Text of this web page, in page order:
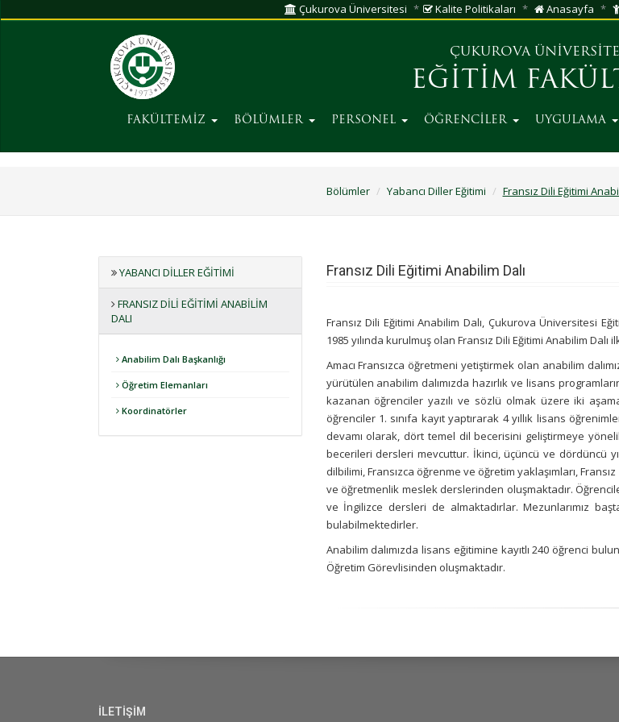
Çukurova Üniversitesi Kalite Politikaları Anasayfa
ÇUKUROVA
EĞİTİM
FAKÜLTEMİZ BÖLÜMLER PERSONEL ÖĞRENCİLER UYGULAMA
Bölümler Yabancı Diller Eğitimi Fransız Dili Eğitimi
YABANCI DILLER EĞITIMI
FRANSIZ DILI EĞITIMI ANABILIM
DALI
Anabilim Dalı Başkanlığı
Öğretim Elemanları
Koordinatörler
Fransız Dili Eğitimi Anabilim Dalı
Fransız Dili Eğitimi Anabilim Dalı, Çukurova Üniversitesi
1985 yılında kurulmuş olan Fransız Dili Eğitimi Anabilim
Amacı Fransızca öğretmeni yetiştirmek olan anabilim
yürütülen anabilim dalımızda hazırlık ve lisans
kazanan öğrenciler yazılı ve sözlü olmak üzere iki
öğrenciler 1. sınıfa kayıt yaptırarak 4 yıllık lisans
devamı olarak, dört temel dil becerisini geliştirmeye
becerileri dersleri mevcuttur. İkinci, üçüncü ve dördüncü
dilbilimi, Fransızca öğrenme ve öğretim yaklaşımları,
ve öğretmenlik meslek derslerinden oluşmaktadır.
ve İngilizce dersleri de almaktadırlar. Mezunlarımız
bulabilmektedirler.
Anabilim dalımızda lisans eğitimine kayıtlı 240 öğrenci
Öğretim Görevlisinden oluşmaktadır.
İLETİŞİM